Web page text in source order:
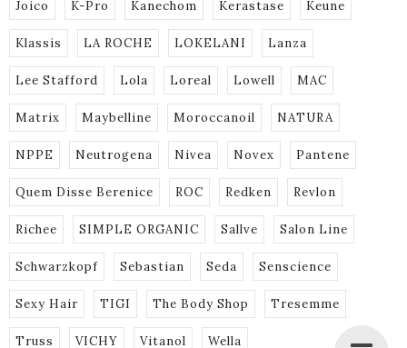
Joico K-Pro Kanechom Kerastase Keune
Klassis LA ROCHE LOKELANI Lanza
Lee Stafford Lola Loreal Lowell MAC
Matrix Maybelline Moroccanoil NATURA
NPPE Neutrogena Nivea Novex Pantene
Quem Disse Berenice ROC Redken Revlon
Richee SIMPLE ORGANIC Sallve Salon Line
Schwarzkopf Sebastian Seda Senscience
Sexy Hair TIGI The Body Shop Tresemme
Truss VICHY Vitanol Wella